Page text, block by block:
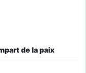
de la paix